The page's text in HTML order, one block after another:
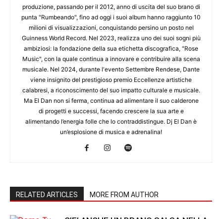
produzione, passando per il 2012, anno di uscita del suo brano di
punta "Rumbeando", fino ad oggi i suoi album hanno raggiunto 10
milioni di visualizzazioni, conquistando persino un posto nel
Guinness World Record. Nel 2023, realizza uno dei suoi sogni più
ambiziosi: la fondazione della sua etichetta discografica, "Rose
Music", con la quale continua a innovare e contribuire alla scena
musicale. Nel 2024, durante l'evento Settembre Rendese, Dante
viene insignito del prestigioso premio Eccellenze artistiche
calabresi, a riconoscimento del suo impatto culturale e musicale.
Ma El Dan non si ferma, continua ad alimentare il suo calderone
di progetti e successi, facendo crescere la sua arte e
alimentando l’energia folle che lo contraddistingue. Dj El Dan è
un’esplosione di musica e adrenalina!
RELATED ARTICLES MORE FROM AUTHOR